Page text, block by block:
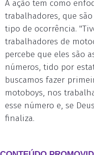
A ação tem como
trabalhadores, que
tipo de ocorrência.
trabalhadores de
percebe que eles são
números, tido por
buscamos fazer
motoboys, nos
esse número e, se
finaliza.